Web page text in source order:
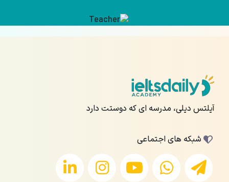
آیلتس دیلی، مدرسه ای که دوستت دارد
شبکه های اجتماعی